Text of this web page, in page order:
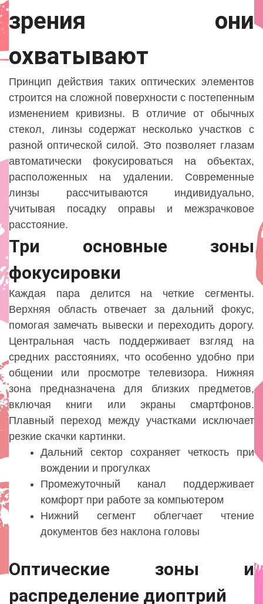
зрения они
охватывают
Принцип действия таких оптических элементов
строится на сложной поверхности с постепенным
изменением кривизны. В отличие от обычных
стекол, линзы содержат несколько участков с
разной оптической силой. Это позволяет глазам
автоматически фокусироваться на объектах,
расположенных на удалении. Современные
линзы рассчитываются индивидуально,
учитывая посадку оправы и межзрачковое
расстояние.
Три основные зоны
фокусировки
Каждая пара делится на четкие сегменты.
Верхняя область отвечает за дальний фокус,
помогая замечать вывески и переходить дорогу.
Центральная часть поддерживает взгляд на
средних расстояниях, что особенно удобно при
общении или просмотре телевизора. Нижняя
зона предназначена для близких предметов,
включая книги или экраны смартфонов.
Плавный переход между участками исключает
резкие скачки картинки.
Дальний сектор сохраняет четкость при
вождении и прогулках
Промежуточный канал поддерживает
комфорт при работе за компьютером
Нижний сегмент облегчает чтение
документов без наклона головы
Оптические зоны и
распределение диоптрий